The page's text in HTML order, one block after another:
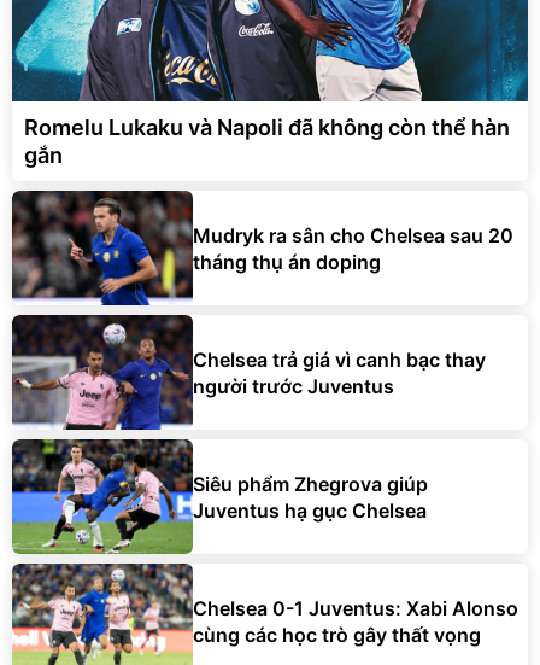
Romelu Lukaku và Napoli đã không còn thể hàn
gắn
Mudryk ra sân cho Chelsea sau 20
tháng thụ án doping
Chelsea trả giá vì canh bạc thay
người trước Juventus
Siêu phẩm Zhegrova giúp
Juventus hạ gục Chelsea
Chelsea 0-1 Juventus: Xabi Alonso
cùng các học trò gây thất vọng